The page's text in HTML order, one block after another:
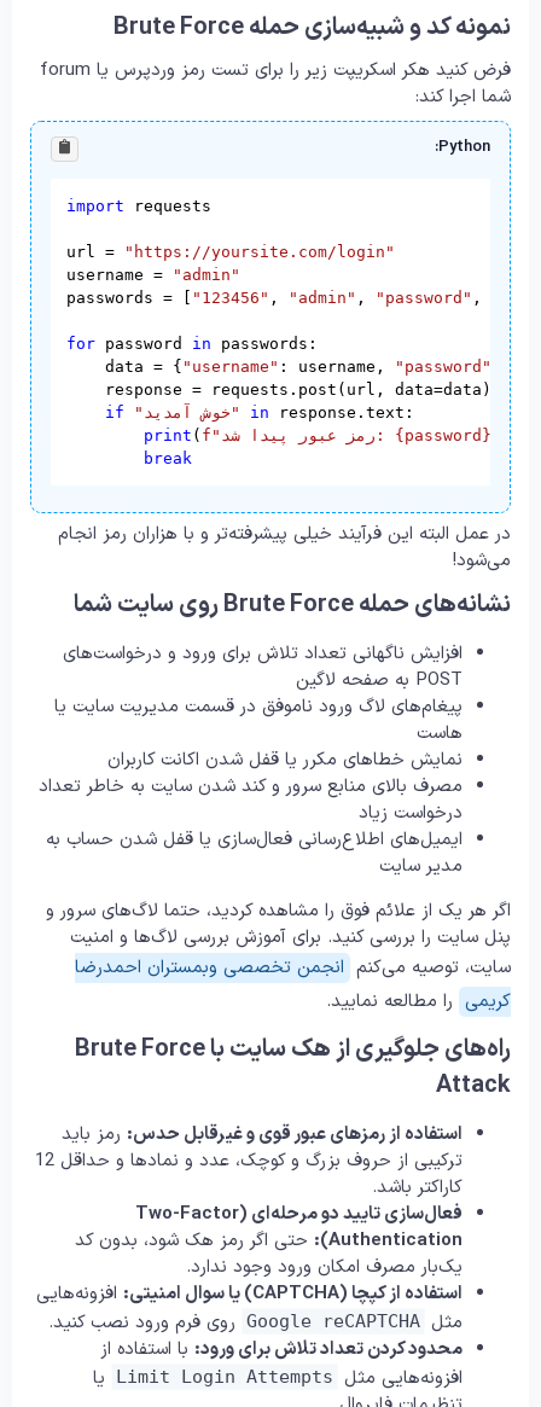
نمونه کد و شبیه‌سازی حمله Brute Force
فرض کنید هکر اسکریپت زیر را برای تست رمز وردپرس یا forum
شما اجرا کند:
Python:
import requests
url =
"https://yoursite.com/login"
username =
"admin"
passwords = [ "123456" , "admin" , "password" ,
for password in passwords:
    data = {
"username" : username, "password"
:
    response = requests.post(url, data=data)
if
"خوش آمدید" in response.text:
print ( f"رمز عبور پیدا شد: {password}
)
break
در عمل البته این فرآیند خیلی پیشرفته‌تر و با هزاران رمز انجام
می‌شود!
نشانه‌های حمله Brute Force روی سایت شما
افزایش ناگهانی تعداد تلاش برای ورود و درخواست‌های
POST به صفحه لاگین
پیغام‌های لاگ ورود ناموفق در قسمت مدیریت سایت یا
هاست
نمایش خطاهای مکرر یا قفل شدن اکانت کاربران
مصرف بالای منابع سرور و کند شدن سایت به خاطر تعداد
درخواست زیاد
ایمیل‌های اطلاع‌رسانی فعال‌سازی یا قفل شدن حساب به
مدیر سایت
اگر هر یک از علائم فوق را مشاهده کردید، حتما لاگ‌های سرور و
پنل سایت را بررسی کنید. برای آموزش بررسی لاگ‌ها و امنیت
سایت، توصیه می‌کنم انجمن تخصصی وبمستران احمدرضا
کریمی را مطالعه نمایید.
راه‌های جلوگیری از هک سایت با Brute Force
Attack
استفاده از رمزهای عبور قوی و غیرقابل حدس: رمز باید
ترکیبی از حروف بزرگ و کوچک، عدد و نمادها و حداقل 12
کاراکتر باشد.
فعال‌سازی تایید دو مرحله‌ای (Two-Factor
Authentication):
حتی اگر رمز هک شود، بدون کد
یک‌بار مصرف امکان ورود وجود ندارد.
استفاده از کپچا (CAPTCHA) یا سوال امنیتی:
افزونه‌هایی
مثل Google reCAPTCHA روی فرم ورود نصب کنید.
محدود کردن تعداد تلاش برای ورود: با استفاده از
افزونه‌هایی مثل Limit Login Attempts
یا